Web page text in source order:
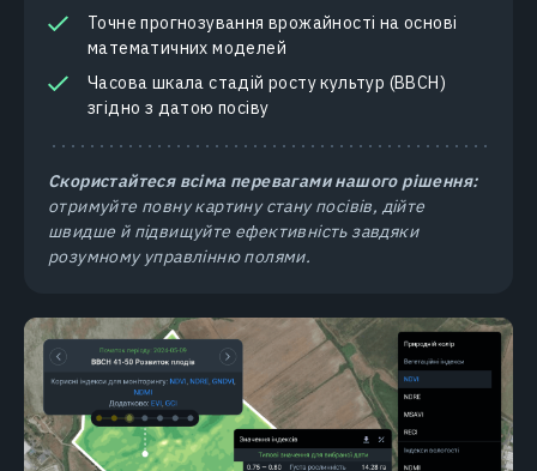
Точне прогнозування врожайності на основі
математичних моделей
Часова шкала стадій росту культур (BBCH)
згідно з датою посіву
Скористайтеся всіма перевагами нашого рішення:
отримуйте повну картину стану посівів, дійте
швидше й підвищуйте ефективність завдяки
розумному управлінню полями.